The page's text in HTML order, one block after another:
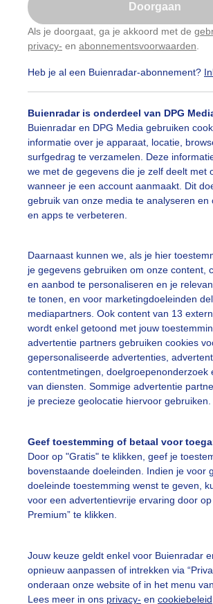
Doorgaan
Als je doorgaat, ga je akkoord met de
privacy- en abonnementsvoorwaarden
Heb je al een Buienradar-abonnement?
Buienradar is onderdeel van DPG
Buienradar en DPG Media gebruiken
informatie over je apparaat, locatie,
surfgedrag te verzamelen. Deze
we met de gegevens die je zelf deelt met
wanneer je een account aanmaakt. Dit
gebruik van onze media te analyseren en
en apps te verbeteren.
Daarnaast kunnen we, als je hier
je gegevens gebruiken om onze content,
en aanbod te personaliseren en je
te tonen, en voor marketingdoeleinden
mediapartners. Ook content van 13
wordt enkel getoond met jouw
advertentie partners gebruiken cookies
gepersonaliseerde advertenties,
contentmetingen, doelgroepenonderzoek
van diensten. Sommige advertentie
je precieze geolocatie hiervoor gebruiken.
Geef toestemming of betaal voor
Door op "Gratis" te klikken, geef je
bovenstaande doeleinden. Indien je voor
doeleinde toestemming wenst te geven,
voor een advertentievrije ervaring door op
Premium” te klikken.
Jouw keuze geldt enkel voor Buienradar
opnieuw aanpassen of intrekken via
onderaan onze website of in het menu
Lees meer in ons privacy- en cookiebeleid
het terras in de schaduw omdat de zon
Toon Boons Gemaakt: 24-05-2026, 81x
Parasol Schaduwplek
slideshow
vragen
De Bilt
Nu niet, misschien
Gebruik je Safari en wil je niet elke
Klikhierom dit aan te